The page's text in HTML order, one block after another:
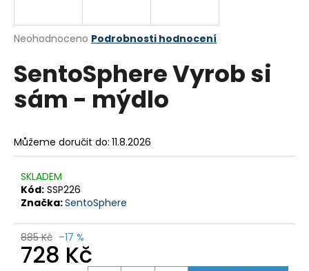
Průměrné
produktu
je
z
Neohodnoceno Podrobnosti hodnocení
SentoSphere Vyrob si
sám - mýdlo
Můžeme doručit do: 11.8.2026
SKLADEM
Kód: SSP226
Značka:SentoSphere
885 Kč –17 %
728 Kč
j
t
?
HLEDAT
D
o
p